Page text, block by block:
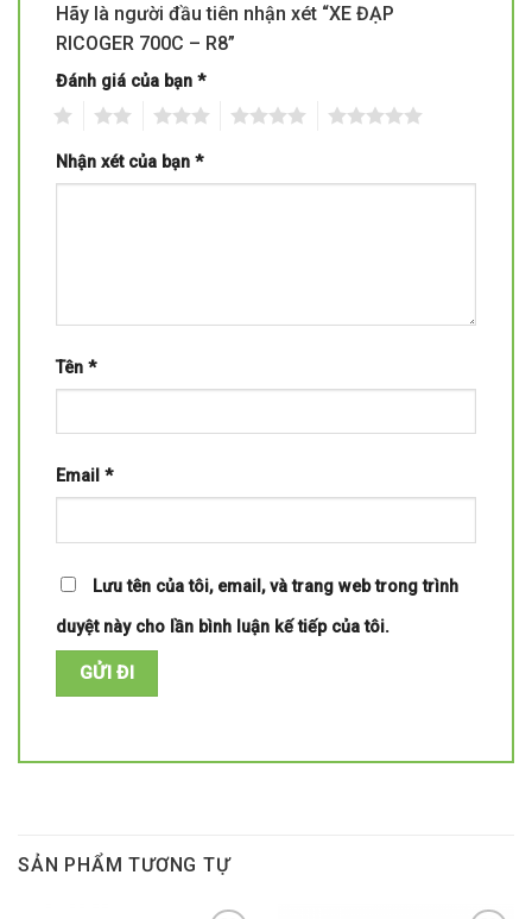
Hãy là người đầu tiên nhận xét “XE ĐẠP
RICOGER 700C – R8”
Đánh giá của bạn *
Nhận xét của bạn *
Tên *
Email *
Lưu tên của tôi, email, và trang web trong trình
duyệt này cho lần bình luận kế tiếp của tôi.
SẢN PHẨM TƯƠNG TỰ